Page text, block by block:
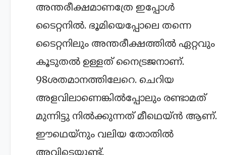
അന്തരീക്ഷമാണത്രേ ഇപ്പോള്‍
ടൈറ്റനില്‍. ഭൂമിയെപ്പോലെ തന്നെ
ടൈറ്റനിലും അന്തരീക്ഷത്തില്‍ ഏറ്റവും
കൂടുതല്‍ ഉള്ളത് നൈട്രജനാണ്.
98ശതമാനത്തിലേറെ. ചെറിയ
അളവിലാണെങ്കില്‍പ്പോലും രണ്ടാമത്
മുന്നിട്ടു നില്‍ക്കുന്നത് മീഥെയ്ന്‍ ആണ്.
ഈഥെയ്നും വലിയ തോതില്‍
അവിടെയുണ്ട്.